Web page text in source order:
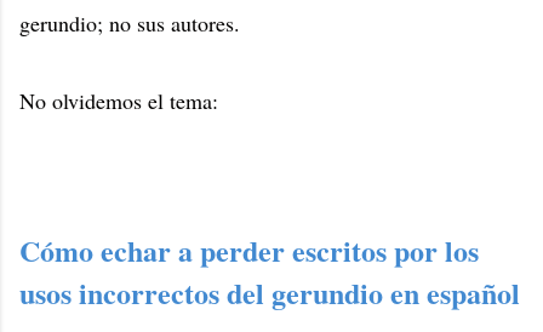
gerundio; no sus autores.
No olvidemos el tema:
Cómo echar a perder escritos por los
usos incorrectos del gerundio en español